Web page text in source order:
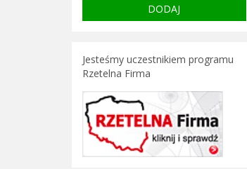
Jesteśmy uczestnikiem programu
Rzetelna Firma